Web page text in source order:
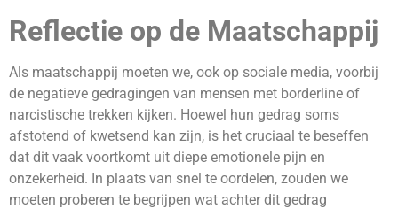
Reflectie op de Maatschappij
Als maatschappij moeten we, ook op sociale media, voorbij
de negatieve gedragingen van mensen met borderline of
narcistische trekken kijken. Hoewel hun gedrag soms
afstotend of kwetsend kan zijn, is het cruciaal te beseffen
dat dit vaak voortkomt uit diepe emotionele pijn en
onzekerheid. In plaats van snel te oordelen, zouden we
moeten proberen te begrijpen wat achter dit gedrag